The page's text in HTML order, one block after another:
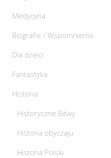
Medycyna
Biografie / Wspomnienia
Dla dzieci
Fantastyka
Historia
Historyczne Bitwy
Historia obyczaju
Historia Polski